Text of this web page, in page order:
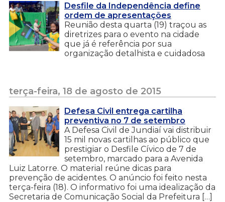
Desfile da Independência define
ordem de apresentações
Reunião desta quarta (19) traçou as
diretrizes para o evento na cidade
que já é referência por sua
organização detalhista e cuidadosa
terça-feira, 18 de agosto de 2015
Defesa Civil entrega cartilha
preventiva no 7 de setembro
A Defesa Civil de Jundiaí vai distribuir
15 mil novas cartilhas ao público que
prestigiar o Desfile Cívico de 7 de
setembro, marcado para a Avenida
Luiz Latorre. O material reúne dicas para
prevenção de acidentes. O anúncio foi feito nesta
terça-feira (18). O informativo foi uma idealização da
Secretaria de Comunicação Social da Prefeitura […]